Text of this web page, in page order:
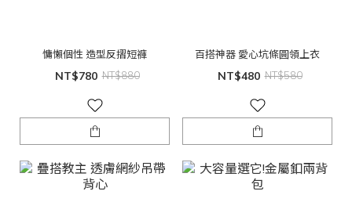
慵懶個性 造型反摺短褲
NT$780 NT$880
百搭神器 愛心坑條圓領上衣
NT$480 NT$580